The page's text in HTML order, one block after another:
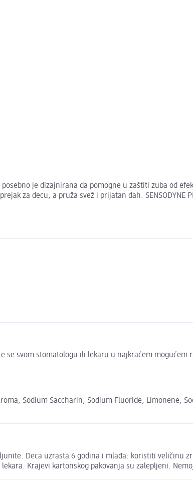
posebno je dizajnirana da pomogne u zaštiti zuba od
za decu, a pruža svež i prijatan dah. SENSODYNE
svom stomatologu ili lekaru u najkraćem mogućem
Sodium Saccharin, Sodium Fluoride, Limonene,
Deca uzrasta 6 godina i mlađa: koristiti veličinu
Krajevi kartonskog pakovanja su zalepljeni.